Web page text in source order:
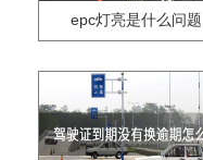
epc灯亮是什么问题